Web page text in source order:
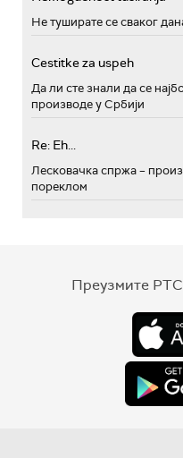
Не туширате се сваког
Cestitke za uspeh
Да ли сте знали да се
производе у Србији
Re: Eh...
Лесковачка спржа –
пореклом
Преузмите РТС